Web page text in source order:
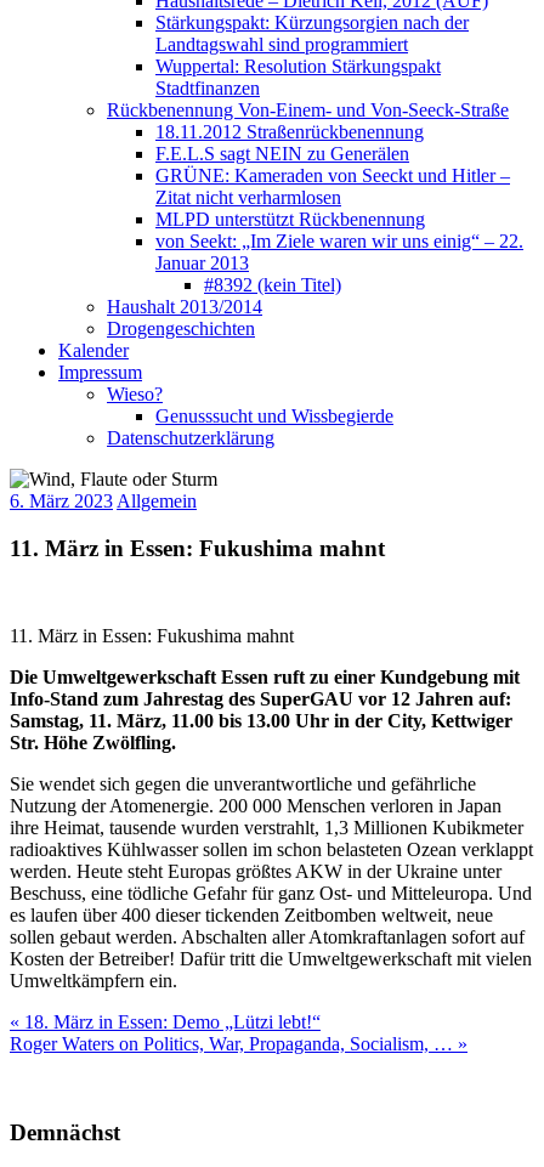
Stärkungspakt: Kürzungsorgien nach der
Landtagswahl sind programmiert
Wuppertal: Resolution Stärkungspakt
Stadtfinanzen
Rückbenennung Von-Einem- und Von-Seeck-Straße
18.11.2012 Straßenrückbenennung
F.E.L.S sagt NEIN zu Generälen
GRÜNE: Kameraden von Seeckt und Hitler –
Zitat nicht verharmlosen
MLPD unterstützt Rückbenennung
von Seekt: „Im Ziele waren wir uns einig“ – 22.
Januar 2013
#8392 (kein Titel)
Haushalt 2013/2014
Drogengeschichten
Kalender
Impressum
Wieso?
Genusssucht und Wissbegierde
Datenschutzerklärung
6. März 2023 Allgemein
11. März in Essen: Fukushima mahnt
11. März in Essen: Fukushima mahnt
Die Umweltgewerkschaft Essen ruft zu einer Kundgebung mit
Info-Stand zum Jahrestag des SuperGAU vor 12 Jahren auf:
Samstag, 11. März, 11.00 bis 13.00 Uhr in der City, Kettwiger
Str. Höhe Zwölfling.
Sie wendet sich gegen die unverantwortliche und gefährliche
Nutzung der Atomenergie. 200 000 Menschen verloren in Japan
ihre Heimat, tausende wurden verstrahlt, 1,3 Millionen Kubikmeter
radioaktives Kühlwasser sollen im schon belasteten Ozean verklappt
werden. Heute steht Europas größtes AKW in der Ukraine unter
Beschuss, eine tödliche Gefahr für ganz Ost- und Mitteleuropa. Und
es laufen über 400 dieser tickenden Zeitbomben weltweit, neue
sollen gebaut werden. Abschalten aller Atomkraftanlagen sofort auf
Kosten der Betreiber! Dafür tritt die Umweltgewerkschaft mit vielen
Umweltkämpfern ein.
Beitragsnavigation
« 18. März in Essen: Demo „Lützi lebt!“
Roger Waters on Politics, War, Propaganda, Socialism, … »
Demnächst